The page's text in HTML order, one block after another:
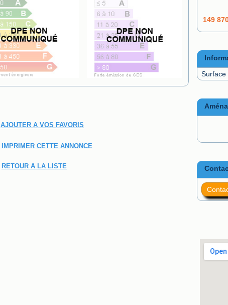
AJOUTER A VOS FAVORIS
IMPRIMER CETTE ANNONCE
RETOUR A LA LISTE
149
Surface